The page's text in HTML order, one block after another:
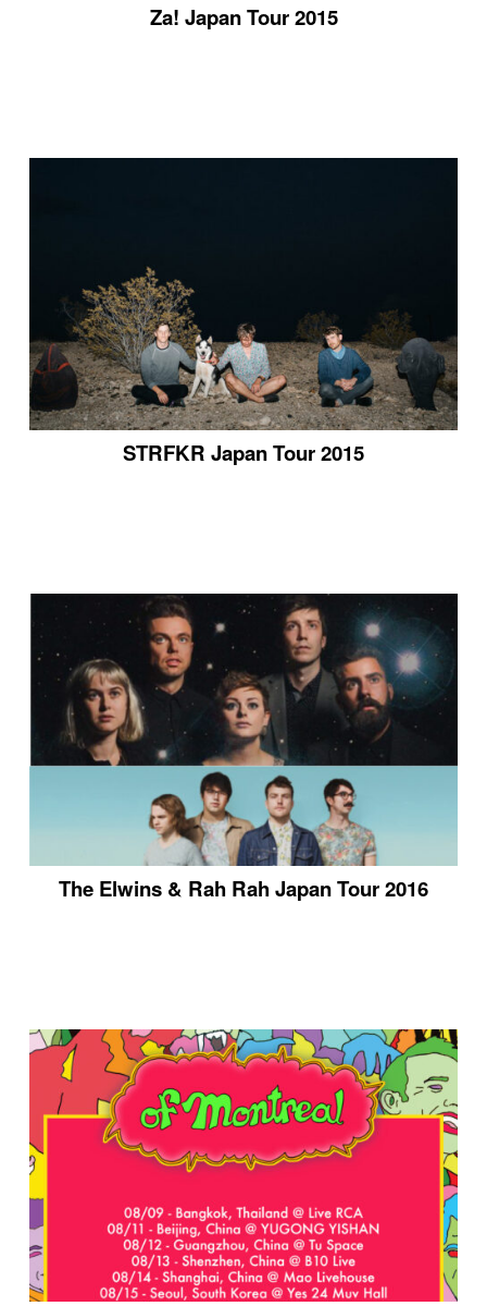
Za! Japan Tour 2015
STRFKR Japan Tour 2015
The Elwins & Rah Rah Japan Tour 2016